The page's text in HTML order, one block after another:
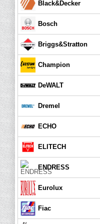
Black&Decker
Bosch
Briggs&Stratton
Champion
DeWALT
Dremel
ECHO
ELITECH
ENDRESS
Eurolux
Fiac